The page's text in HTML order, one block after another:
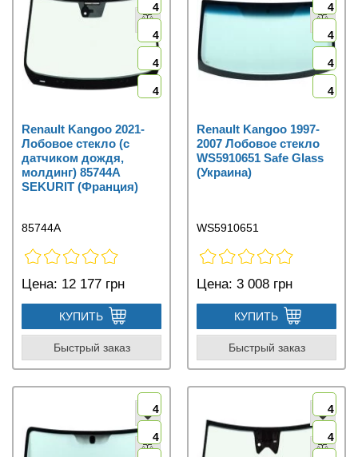
4
4
4
4
Renault Kangoo 2021-
Лобовое стекло (с
датчиком дождя,
молдинг) 85744A
SEKURIT (Франция)
85744A
Цена: 12 177 грн
КУПИТЬ
Быстрый заказ
4
4
4
4
Renault Kangoo 1997-
2007 Лобовое стекло
WS5910651 Safe Glass
(Украина)
WS5910651
Цена: 3 008 грн
КУПИТЬ
Быстрый заказ
4
4
4
4